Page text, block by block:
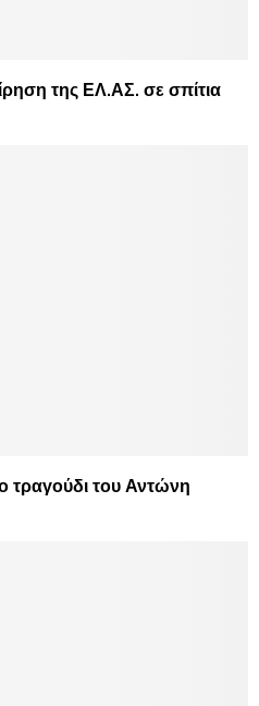
της ΕΛ.ΑΣ. σε σπίτια
τραγούδι του Αντώνη